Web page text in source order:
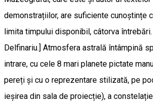
demonstrațiilor, are suficiente cunoștințe
limita timpului disponibil, câtorva
Delfinariu.] Atmosfera astrală întâmpină
intrare, cu cele 8 mari planete pictate
pereți și cu o reprezentare stilizată, pe
ieșirea din sala de proiecție), a